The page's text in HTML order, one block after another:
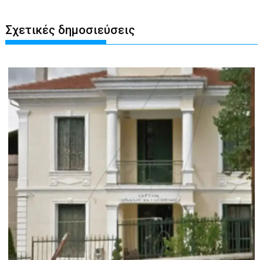
Σχετικές δημοσιεύσεις